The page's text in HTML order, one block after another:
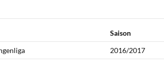
Saison
2016/2017